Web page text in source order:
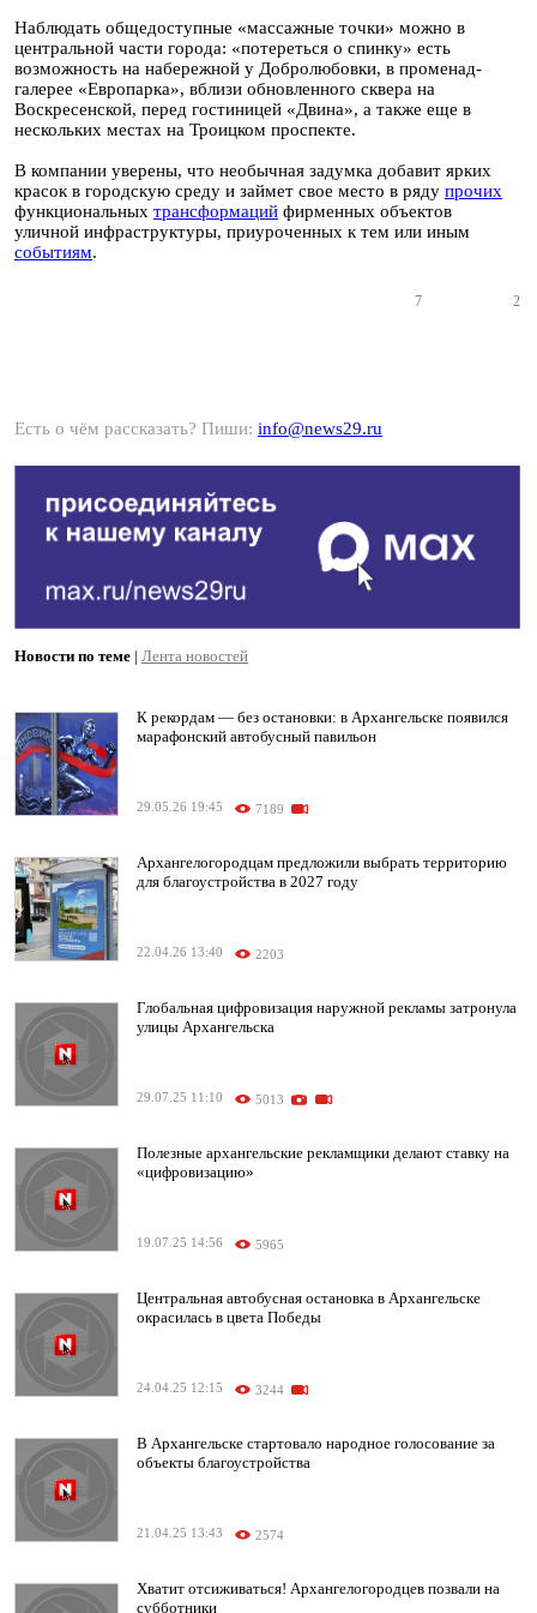
Наблюдать общедоступные «массажные точки» можно в
центральной части города: «потереться о спинку» есть
возможность на набережной у Добролюбовки, в променад-
галерее «Европарка», вблизи обновленного сквера на
Воскресенской, перед гостиницей «Двина», а также еще в
нескольких местах на Троицком проспекте.
В компании уверены, что необычная задумка добавит ярких
красок в городскую среду и займет свое место в ряду прочих
функциональных трансформаций фирменных объектов
уличной инфраструктуры, приуроченных к тем или иным
событиям.
7 2
Есть о чём рассказать? Пиши: info@news29.ru
Новости по теме | Лента новостей
К рекордам — без остановки: в Архангельске появился
марафонский автобусный павильон
29.05.26 19:45 7189
Архангелогородцам предложили выбрать территорию
для благоустройства в 2027 году
22.04.26 13:40 2203
Глобальная цифровизация наружной рекламы затронула
улицы Архангельска
29.07.25 11:10 5013
Полезные архангельские рекламщики делают ставку на
«цифровизацию»
19.07.25 14:56 5965
Центральная автобусная остановка в Архангельске
окрасилась в цвета Победы
24.04.25 12:15 3244
В Архангельске стартовало народное голосование за
объекты благоустройства
21.04.25 13:43 2574
Хватит отсиживаться! Архангелогородцев позвали на
субботники